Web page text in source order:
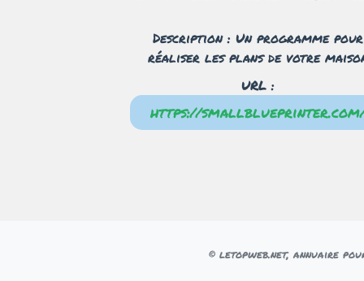
Description : Un programme pour
réaliser les plans de votre
URL :
https://
© letopweb.net, annuaire